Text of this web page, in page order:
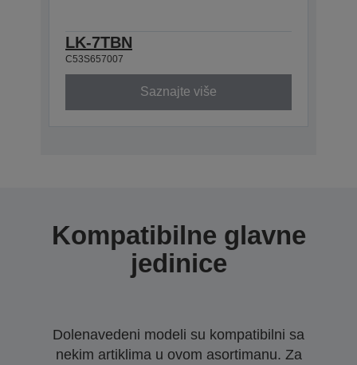
LK-7TBN
C53S657007
Saznajte više
Kompatibilne glavne
jedinice
Dolenavedeni modeli su kompatibilni sa
nekim artiklima u ovom asortimanu. Za